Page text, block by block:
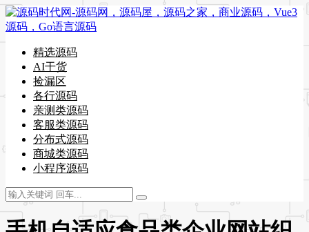
精选源码
AI干货
捡漏区
各行源码
亲测类源码
客服类源码
分布式源码
商城类源码
小程序源码